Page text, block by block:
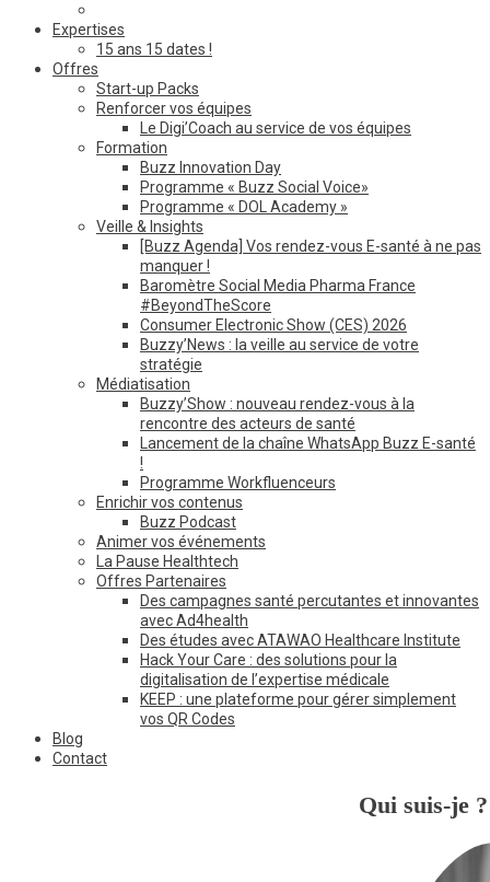
Expertises
15 ans 15 dates !
Offres
Start-up Packs
Renforcer vos équipes
Le Digi’Coach au service de vos équipes
Formation
Buzz Innovation Day
Programme « Buzz Social Voice»
Programme « DOL Academy »
Veille & Insights
[Buzz Agenda] Vos rendez-vous E-santé à ne pas
manquer !
Baromètre Social Media Pharma France
#BeyondTheScore
Consumer Electronic Show (CES) 2026
Buzzy’News : la veille au service de votre
stratégie
Médiatisation
Buzzy’Show : nouveau rendez-vous à la
rencontre des acteurs de santé
Lancement de la chaîne WhatsApp Buzz E-santé
!
Programme Workfluenceurs
Enrichir vos contenus
Buzz Podcast
Animer vos événements
La Pause Healthtech
Offres Partenaires
Des campagnes santé percutantes et innovantes
avec Ad4health
Des études avec ATAWAO Healthcare Institute
Hack Your Care : des solutions pour la
digitalisation de l’expertise médicale
KEEP : une plateforme pour gérer simplement
vos QR Codes
Blog
Contact
Qui suis-je ?